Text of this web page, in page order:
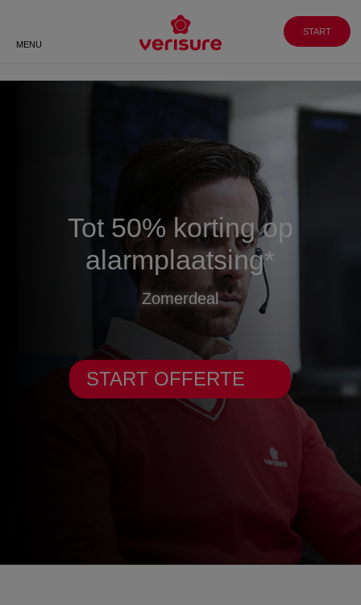
WERKEN BIJ
VERISURE
MY PAGES
MENU
START
Tot 50% korting op
alarmplaatsing*
Zomerdeal
START OFFERTE